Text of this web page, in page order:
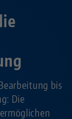
bis
Die